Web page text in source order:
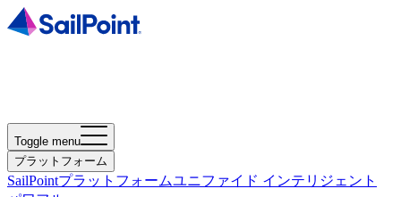
Toggle menu
プラットフォーム
SailPointプラットフォームユニファイド インテリジェント